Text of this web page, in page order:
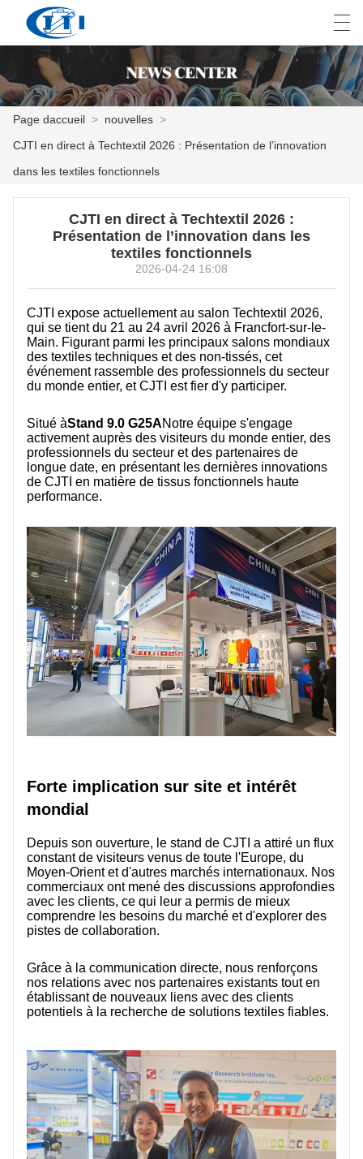
PERSONNALISATION
INDUSTRIE
CONTACTEZ NOUS
العربية česky Deutsch English
Page daccueil > nouvelles >
CJTI en direct à Techtextil 2026 : Présentation de l’innovation
dans les textiles fonctionnels
CJTI en direct à Techtextil 2026 :
Présentation de l’innovation dans les
textiles fonctionnels
2026-04-24 16:08
CJTI expose actuellement au salon Techtextil 2026,
qui se tient du 21 au 24 avril 2026 à Francfort-sur-le-
Main. Figurant parmi les principaux salons mondiaux
des textiles techniques et des non-tissés, cet
événement rassemble des professionnels du secteur
du monde entier, et CJTI est fier d'y participer.
Situé àStand 9.0 G25ANotre équipe s'engage
activement auprès des visiteurs du monde entier, des
professionnels du secteur et des partenaires de
longue date, en présentant les dernières innovations
de CJTI en matière de tissus fonctionnels haute
performance.
Forte implication sur site et intérêt
mondial
Depuis son ouverture, le stand de CJTI a attiré un flux
constant de visiteurs venus de toute l'Europe, du
Moyen-Orient et d'autres marchés internationaux. Nos
commerciaux ont mené des discussions approfondies
avec les clients, ce qui leur a permis de mieux
comprendre les besoins du marché et d'explorer des
pistes de collaboration.
Grâce à la communication directe, nous renforçons
nos relations avec nos partenaires existants tout en
établissant de nouveaux liens avec des clients
potentiels à la recherche de solutions textiles fiables.